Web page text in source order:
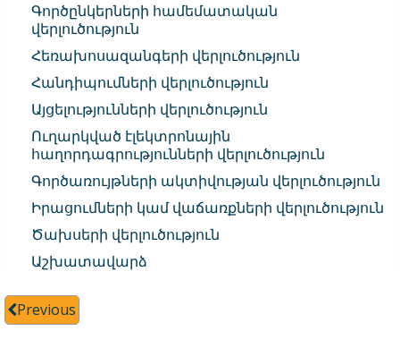
Գործընկերների համեմատական
վերլուծություն
Հեռախոսազանգերի վերլուծություն
Հանդիպումների վերլուծություն
Այցելությունների վերլուծություն
Ուղարկված էլեկտրոնային
հաղորդագրությունների վերլուծություն
Գործառույթների ակտիվության վերլուծություն
Իրացումների կամ վաճառքների վերլուծություն
Ծախսերի վերլուծություն
Աշխատավարձ
Previous